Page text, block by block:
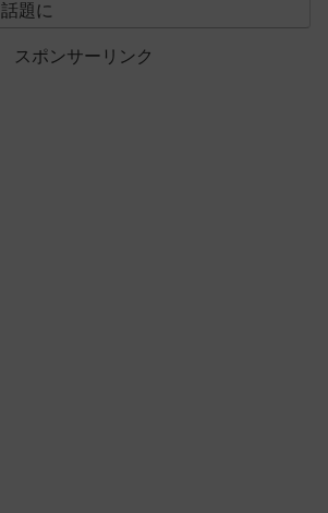
話題に
スポンサーリンク